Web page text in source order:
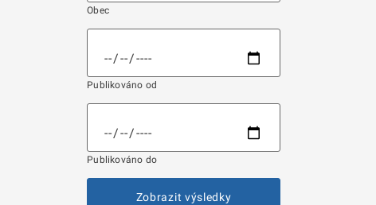
Obec
Publikováno od
Publikováno do
Zobrazit výsledky